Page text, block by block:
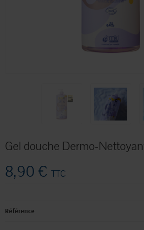
Gel douche Dermo-
8,90 € TTC
Référence